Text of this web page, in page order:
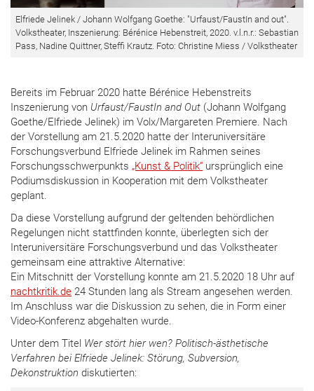
Elfriede Jelinek / Johann Wolfgang Goethe: "Urfaust/FaustIn and out".
Volkstheater, Inszenierung: Bérénice Hebenstreit, 2020. v.l.n.r.: Sebastian
Pass, Nadine Quittner, Steffi Krautz. Foto: Christine Miess / Volkstheater
Bereits im Februar 2020 hatte Bérénice Hebenstreits
Inszenierung von Urfaust/FaustIn and Out (Johann Wolfgang
Goethe/Elfriede Jelinek) im Volx/Margareten Premiere. Nach
der Vorstellung am 21.5.2020 hatte der Interuniversitäre
Forschungsverbund Elfriede Jelinek im Rahmen seines
Forschungsschwerpunkts „Kunst & Politik“ ursprünglich eine
Podiumsdiskussion in Kooperation mit dem Volkstheater
geplant.
Da diese Vorstellung aufgrund der geltenden behördlichen
Regelungen nicht stattfinden konnte, überlegten sich der
Interuniversitäre Forschungsverbund und das Volkstheater
gemeinsam eine attraktive Alternative:
Ein Mitschnitt der Vorstellung konnte am 21.5.2020 18 Uhr auf
nachtkritik.de 24 Stunden lang als Stream angesehen werden.
Im Anschluss war die Diskussion zu sehen, die in Form einer
Video-Konferenz abgehalten wurde.
Unter dem Titel Wer stört hier wen? Politisch-ästhetische
Verfahren bei Elfriede Jelinek: Störung, Subversion,
Dekonstruktion diskutierten: